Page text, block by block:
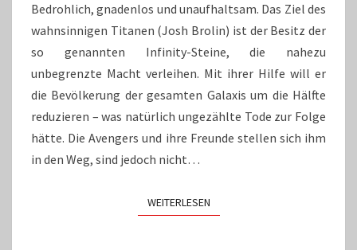
Bedrohlich, gnadenlos und unaufhaltsam. Das Ziel des
wahnsinnigen Titanen (Josh Brolin) ist der Besitz der
so genannten Infinity-Steine, die nahezu
unbegrenzte Macht verleihen. Mit ihrer Hilfe will er
die Bevölkerung der gesamten Galaxis um die Hälfte
reduzieren – was natürlich ungezählte Tode zur Folge
hätte. Die Avengers und ihre Freunde stellen sich ihm
in den Weg, sind jedoch nicht…
WEITERLESENWEITERLESEN